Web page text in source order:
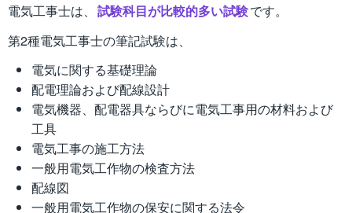
電気工事士は、 試験科目が比較的多い試験です。
第2種電気工事士の筆記試験は、
電気に関する基礎理論
配電理論および配線設計
電気機器、配電器具ならびに電気工事用の材料および
工具
電気工事の施工方法
一般用電気工作物の検査方法
配線図
一般用電気工作物の保安に関する法令